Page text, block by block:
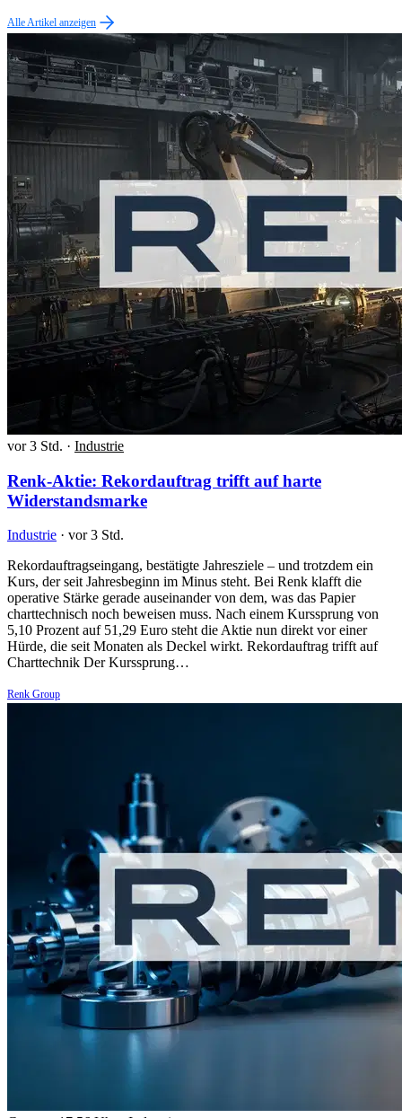
Alle Artikel anzeigen
vor 3 Std. · Industrie
Renk-Aktie: Rekordauftrag trifft auf harte
Widerstandsmarke
Industrie · vor 3 Std.
Rekordauftragseingang, bestätigte Jahresziele – und trotzdem ein
Kurs, der seit Jahresbeginn im Minus steht. Bei Renk klafft die
operative Stärke gerade auseinander von dem, was das Papier
charttechnisch noch beweisen muss. Nach einem Kurssprung von
5,10 Prozent auf 51,29 Euro steht die Aktie nun direkt vor einer
Hürde, die seit Monaten als Deckel wirkt. Rekordauftrag trifft auf
Charttechnik Der Kurssprung…
Renk Group